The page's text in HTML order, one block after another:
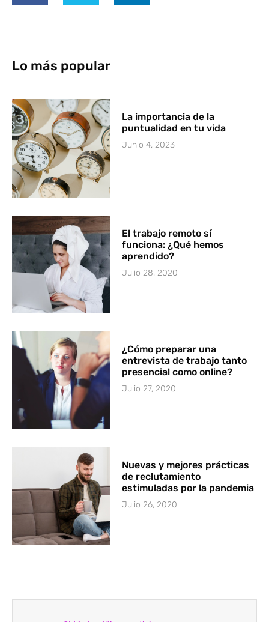
Lo más popular
La importancia de la
puntualidad en tu vida
Junio 4, 2023
El trabajo remoto sí
funciona: ¿Qué hemos
aprendido?
Julio 28, 2020
¿Cómo preparar una
entrevista de trabajo tanto
presencial como online?
Julio 27, 2020
Nuevas y mejores prácticas
de reclutamiento
estimuladas por la pandemia
Julio 26, 2020